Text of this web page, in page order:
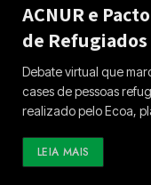
ACNUR e
de
Debate virtual que
cases de pessoas
realizado pelo Ecoa,
LEIA MAIS